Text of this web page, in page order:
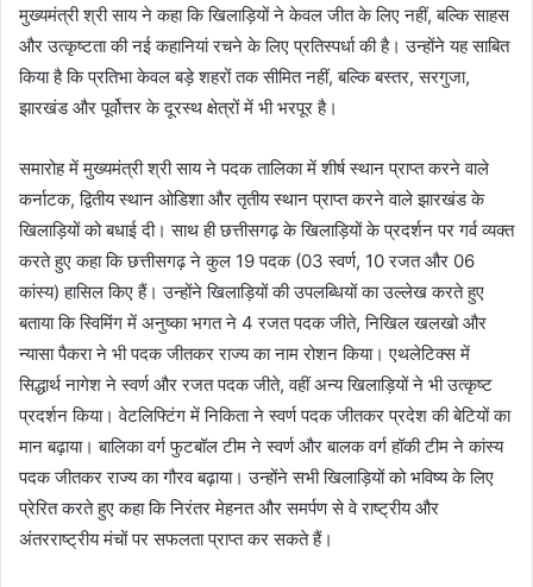
मुख्यमंत्री श्री साय ने कहा कि खिलाड़ियों ने केवल जीत के लिए नहीं, बल्कि साहस
और उत्कृष्टता की नई कहानियां रचने के लिए प्रतिस्पर्धा की है। उन्होंने यह साबित
किया है कि प्रतिभा केवल बड़े शहरों तक सीमित नहीं, बल्कि बस्तर, सरगुजा,
झारखंड और पूर्वोत्तर के दूरस्थ क्षेत्रों में भी भरपूर है।
समारोह में मुख्यमंत्री श्री साय ने पदक तालिका में शीर्ष स्थान प्राप्त करने वाले
कर्नाटक, द्वितीय स्थान ओडिशा और तृतीय स्थान प्राप्त करने वाले झारखंड के
खिलाड़ियों को बधाई दी। साथ ही छत्तीसगढ़ के खिलाड़ियों के प्रदर्शन पर गर्व व्यक्त
करते हुए कहा कि छत्तीसगढ़ ने कुल 19 पदक (03 स्वर्ण, 10 रजत और 06
कांस्य) हासिल किए हैं। उन्होंने खिलाड़ियों की उपलब्धियों का उल्लेख करते हुए
बताया कि स्विमिंग में अनुष्का भगत ने 4 रजत पदक जीते, निखिल खलखो और
न्यासा पैकरा ने भी पदक जीतकर राज्य का नाम रोशन किया। एथलेटिक्स में
सिद्धार्थ नागेश ने स्वर्ण और रजत पदक जीते, वहीं अन्य खिलाड़ियों ने भी उत्कृष्ट
प्रदर्शन किया। वेटलिफ्टिंग में निकिता ने स्वर्ण पदक जीतकर प्रदेश की बेटियों का
मान बढ़ाया। बालिका वर्ग फुटबॉल टीम ने स्वर्ण और बालक वर्ग हॉकी टीम ने कांस्य
पदक जीतकर राज्य का गौरव बढ़ाया। उन्होंने सभी खिलाड़ियों को भविष्य के लिए
प्रेरित करते हुए कहा कि निरंतर मेहनत और समर्पण से वे राष्ट्रीय और
अंतरराष्ट्रीय मंचों पर सफलता प्राप्त कर सकते हैं।